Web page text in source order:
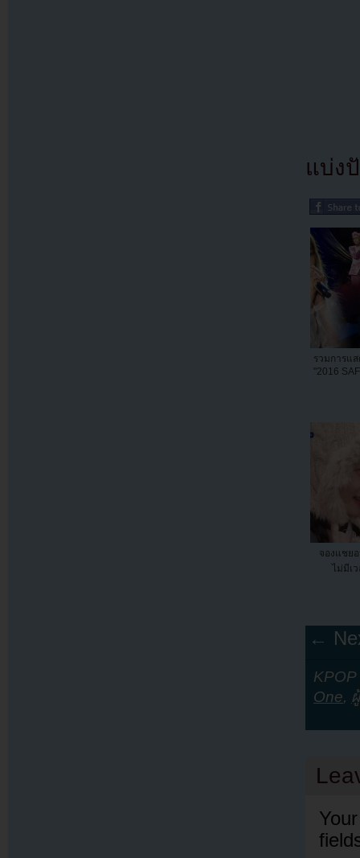
แบ่ง
รวมการแ
"2016
จองแชยอ
ไม่มีเ
←
One,